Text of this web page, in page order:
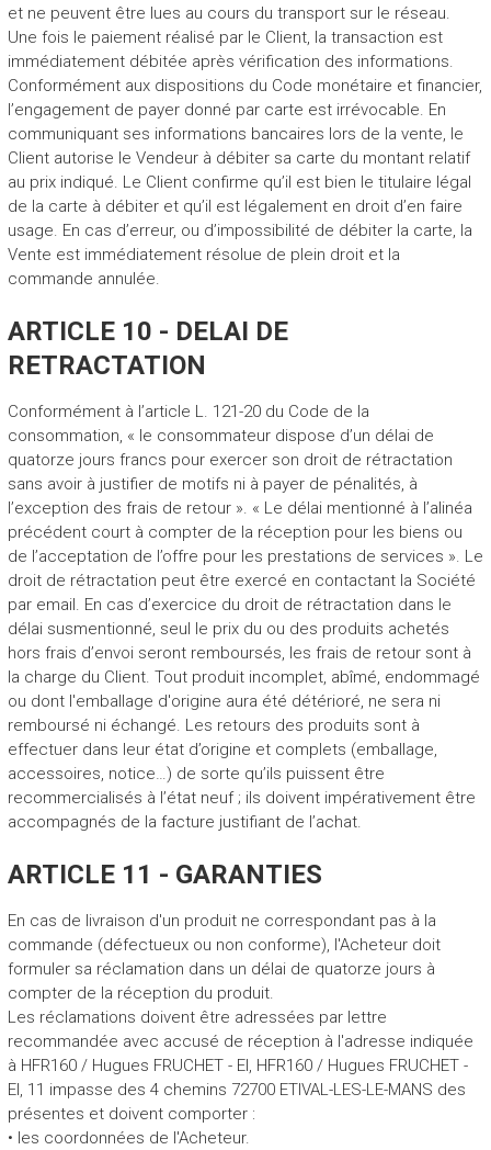
et ne peuvent être lues au cours du transport sur le réseau.
Une fois le paiement réalisé par le Client, la transaction est
immédiatement débitée après vérification des informations.
Conformément aux dispositions du Code monétaire et financier,
l’engagement de payer donné par carte est irrévocable. En
communiquant ses informations bancaires lors de la vente, le
Client autorise le Vendeur à débiter sa carte du montant relatif
au prix indiqué. Le Client confirme qu’il est bien le titulaire légal
de la carte à débiter et qu’il est légalement en droit d’en faire
usage. En cas d’erreur, ou d’impossibilité de débiter la carte, la
Vente est immédiatement résolue de plein droit et la
commande annulée.
ARTICLE 10 - DELAI DE
RETRACTATION
Conformément à l’article L. 121-20 du Code de la
consommation, « le consommateur dispose d’un délai de
quatorze jours francs pour exercer son droit de rétractation
sans avoir à justifier de motifs ni à payer de pénalités, à
l’exception des frais de retour ». « Le délai mentionné à l’alinéa
précédent court à compter de la réception pour les biens ou
de l’acceptation de l’offre pour les prestations de services ». Le
droit de rétractation peut être exercé en contactant la Société
par email. En cas d’exercice du droit de rétractation dans le
délai susmentionné, seul le prix du ou des produits achetés
hors frais d’envoi seront remboursés, les frais de retour sont à
la charge du Client. Tout produit incomplet, abîmé, endommagé
ou dont l'emballage d'origine aura été détérioré, ne sera ni
remboursé ni échangé. Les retours des produits sont à
effectuer dans leur état d’origine et complets (emballage,
accessoires, notice…) de sorte qu’ils puissent être
recommercialisés à l’état neuf ; ils doivent impérativement être
accompagnés de la facture justifiant de l’achat.
ARTICLE 11 - GARANTIES
En cas de livraison d'un produit ne correspondant pas à la
commande (défectueux ou non conforme), l'Acheteur doit
formuler sa réclamation dans un délai de quatorze jours à
compter de la réception du produit.
Les réclamations doivent être adressées par lettre
recommandée avec accusé de réception à l'adresse indiquée
à HFR160 / Hugues FRUCHET - EI, HFR160 / Hugues FRUCHET -
EI, 11 impasse des 4 chemins 72700 ETIVAL-LES-LE-MANS des
présentes et doivent comporter :
• les coordonnées de l'Acheteur.